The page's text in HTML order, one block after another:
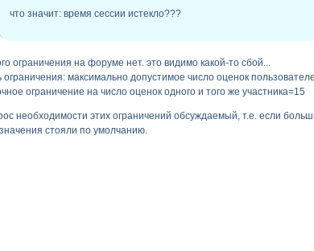
что значит: время сессии истекло???
ограничения на форуме нет. это видимо какой-то сбой...
ограничения: максимально допустимое число оценок
ограничение на число оценок одного и того же участника=15
необходимости этих ограничений обсуждаемый, т.е. если
стояли по умолчанию.